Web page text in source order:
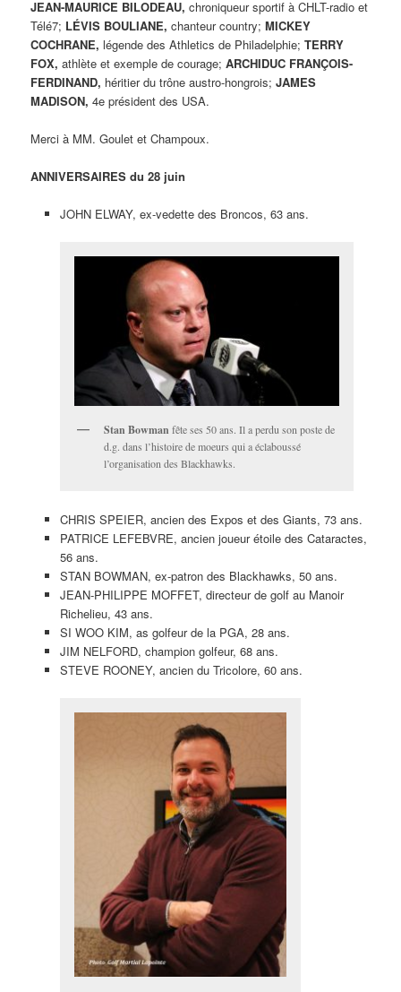
JEAN-MAURICE BILODEAU, chroniqueur sportif à CHLT-radio et
Télé7; LÉVIS BOULIANE, chanteur country;MICKEY
COCHRANE, légende des Athletics de Philadelphie;TERRY
FOX, athlète et exemple de courage;ARCHIDUC FRANÇOIS-
FERDINAND, héritier du trône austro-hongrois;JAMES
MADISON, 4e président des USA.
Merci à MM. Goulet et Champoux.
ANNIVERSAIRES du 28 juin
JOHN ELWAY, ex-vedette des Broncos, 63 ans.
Stan Bowman fête ses 50 ans. Il a perdu son poste de
d.g. dans l’histoire de moeurs qui a éclaboussé
l’organisation des Blackhawks.
CHRIS SPEIER, ancien des Expos et des Giants, 73 ans.
PATRICE LEFEBVRE, ancien joueur étoile des Cataractes,
56 ans.
STAN BOWMAN, ex-patron des Blackhawks, 50 ans.
JEAN-PHILIPPE MOFFET, directeur de golf au Manoir
Richelieu, 43 ans.
SI WOO KIM, as golfeur de la PGA, 28 ans.
JIM NELFORD, champion golfeur, 68 ans.
STEVE ROONEY, ancien du Tricolore, 60 ans.